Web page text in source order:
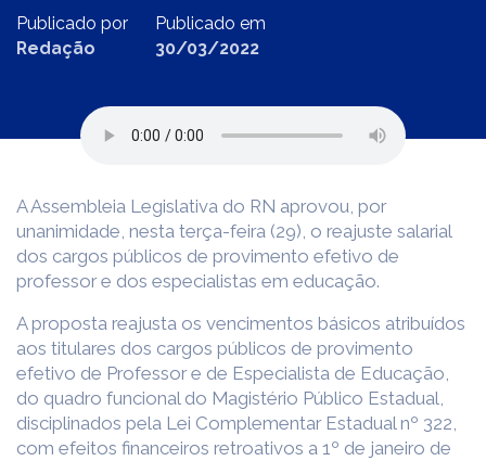
Publicado por
Redação
Publicado em
30/03/2022
A Assembleia Legislativa do RN aprovou, por
unanimidade, nesta terça-feira (29), o reajuste salarial
dos cargos públicos de provimento efetivo de
professor e dos especialistas em educação.
A proposta reajusta os vencimentos básicos atribuídos
aos titulares dos cargos públicos de provimento
efetivo de Professor e de Especialista de Educação,
do quadro funcional do Magistério Público Estadual,
disciplinados pela Lei Complementar Estadual nº 322,
com efeitos financeiros retroativos a 1º de janeiro de